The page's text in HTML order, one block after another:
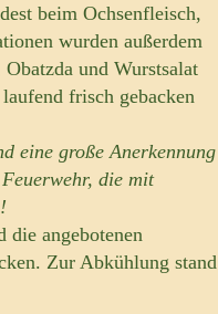
beim Ochsenfleisch,
wurden außerdem
und Wurstsalat
frisch gebacken
eine große Anerkennung
die mit
die angebotenen
Zur Abkühlung stand